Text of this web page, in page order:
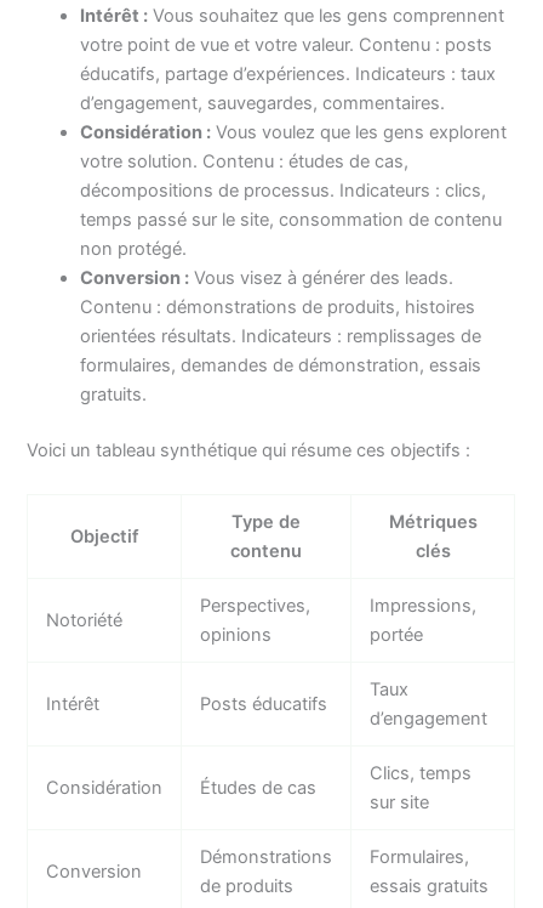
Intérêt : Vous souhaitez que les gens comprennent
votre point de vue et votre valeur. Contenu : posts
éducatifs, partage d’expériences. Indicateurs : taux
d’engagement, sauvegardes, commentaires.
Considération : Vous voulez que les gens explorent
votre solution. Contenu : études de cas,
décompositions de processus. Indicateurs : clics,
temps passé sur le site, consommation de contenu
non protégé.
Conversion : Vous visez à générer des leads.
Contenu : démonstrations de produits, histoires
orientées résultats. Indicateurs : remplissages de
formulaires, demandes de démonstration, essais
gratuits.
Voici un tableau synthétique qui résume ces objectifs :
Objectif
Type de
contenu
Métriques
clés
Notoriété
Perspectives,
opinions
Impressions,
portée
Intérêt Posts éducatifs
Taux
d’engagement
Considération Études de cas
Clics, temps
sur site
Conversion
Démonstrations
de produits
Formulaires,
essais gratuits